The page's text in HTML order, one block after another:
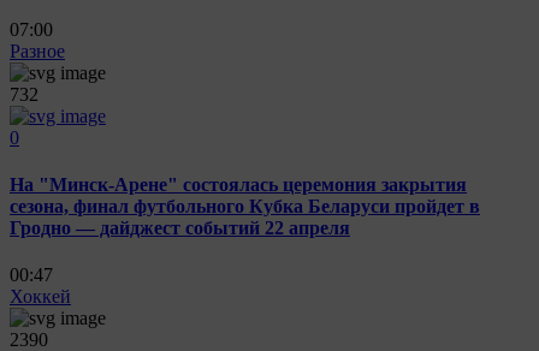
07:00
Разное
732
0
На "Минск-Арене" состоялась церемония закрытия
сезона, финал футбольного Кубка Беларуси пройдет в
Гродно — дайджест событий 22 апреля
00:47
Хоккей
2390